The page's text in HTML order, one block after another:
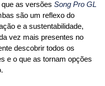
as versões Song Pro GL
são um reflexo do
e a sustentabilidade,
vez mais presentes no
descobrir todos os
e o que as tornam opções